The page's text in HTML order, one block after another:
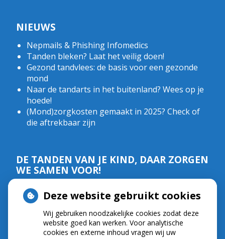
NIEUWS
Nepmails & Phishing Infomedics
Tanden bleken? Laat het veilig doen!
Gezond tandvlees: de basis voor een gezonde
mond
Naar de tandarts in het buitenland? Wees op je
hoede!
(Mond)zorgkosten gemaakt in 2025? Check of
die aftrekbaar zijn
DE TANDEN VAN JE KIND, DAAR ZORGEN
WE SAMEN VOOR!
Deze website gebruikt cookies
Wij gebruiken noodzakelijke cookies zodat deze
website goed kan werken. Voor analytische
cookies en externe inhoud vragen wij uw